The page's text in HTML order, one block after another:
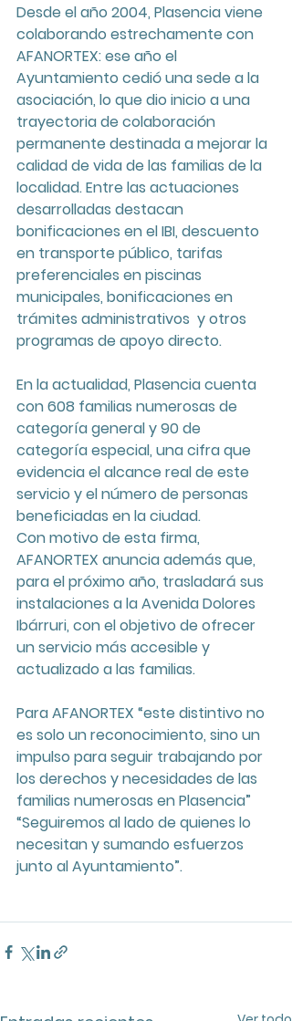
Desde el año 2004, Plasencia viene
colaborando estrechamente con
AFANORTEX: ese año el
Ayuntamiento cedió una sede a la
asociación, lo que dio inicio a una
trayectoria de colaboración
permanente destinada a mejorar la
calidad de vida de las familias de la
localidad. Entre las actuaciones
desarrolladas destacan
bonificaciones en el IBI, descuento
en transporte público, tarifas
preferenciales en piscinas
municipales, bonificaciones en
trámites administrativos  y otros
programas de apoyo directo.
En la actualidad, Plasencia cuenta
con 608 familias numerosas de
categoría general y 90 de
categoría especial, una cifra que
evidencia el alcance real de este
servicio y el número de personas
beneficiadas en la ciudad.
Con motivo de esta firma,
AFANORTEX anuncia además que,
para el próximo año, trasladará sus
instalaciones a la Avenida Dolores
Ibárruri, con el objetivo de ofrecer
un servicio más accesible y
actualizado a las familias.
Para AFANORTEX “este distintivo no
es solo un reconocimiento, sino un
impulso para seguir trabajando por
los derechos y necesidades de las
familias numerosas en Plasencia”
“Seguiremos al lado de quienes lo
necesitan y sumando esfuerzos
junto al Ayuntamiento”.